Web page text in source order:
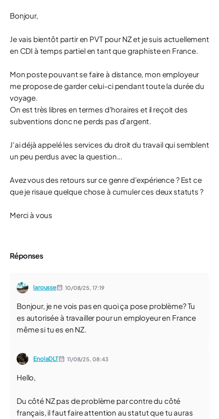
Bonjour,
Je vais bientôt partir en PVT pour NZ et je suis actuellement
en CDI à temps partiel en tant que graphiste en France.
Mon poste pouvant se faire à distance, mon employeur
me propose de garder celui-ci pendant toute la durée du
voyage.
On est très libres en termes d'horaires et il reçoit des
subventions donc ne perds pas d'argent.
J'ai déjà appelé les services du droit du travail qui semblent
un peu perdus avec la question...
Avez vous des retours sur ce genre d’expérience ? Est ce
que je risaue quelque chose à cumuler ces deux statuts ?
Merci à vous
Réponses
larousse 10/08/25, 17:19
Bonjour, je ne vois pas en quoi ça pose problème? Tu
es autorisée à travailler pour un employeur en France
même si tu es en NZ.
EnolaDLT 11/08/25, 08:43
Hello,
Du côté NZ pas de problème par contre du côté
français, il faut faire attention au statut que tu auras